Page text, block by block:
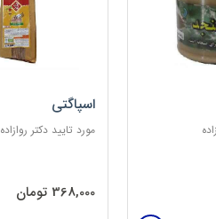
اسپاگتی
مورد تایید دکتر روازاده
368,000 تومان